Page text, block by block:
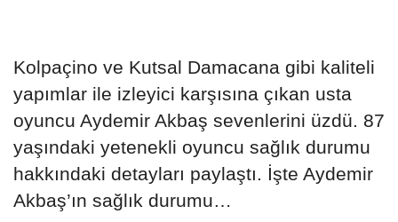
Kolpaçino ve Kutsal Damacana gibi kaliteli
yapımlar ile izleyici karşısına çıkan usta
oyuncu Aydemir Akbaş sevenlerini üzdü. 87
yaşındaki yetenekli oyuncu sağlık durumu
hakkındaki detayları paylaştı. İşte Aydemir
Akbaş’ın sağlık durumu…